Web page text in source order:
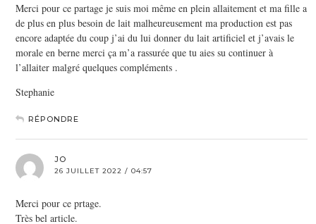
Merci pour ce partage je suis moi même en plein allaitement et ma fille a
de plus en plus besoin de lait malheureusement ma production est pas
encore adaptée du coup j’ai du lui donner du lait artificiel et j’avais le
morale en berne merci ça m’a rassurée que tu aies su continuer à
l’allaiter malgré quelques compléments .
Stephanie
RÉPONDRE
JO
26 JUILLET 2022 / 04:57
Merci pour ce prtage.
Très bel article.